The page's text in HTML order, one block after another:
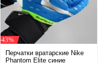
-43%
Перчатки вратарские Nike
Phantom Elite синие